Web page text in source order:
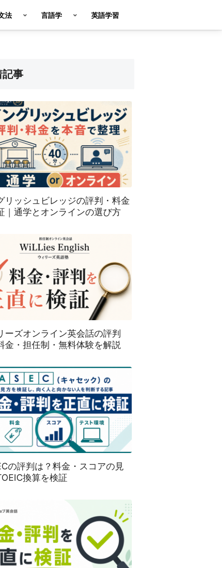
法 言語学 英語学習
事
リッシュビレッジの評判・料金
｜通学とオンラインの選び方
ーズオンライン英会話の評判
金・担任制・無料体験を解説
の評判は？料金・スコアの見
換算を検証